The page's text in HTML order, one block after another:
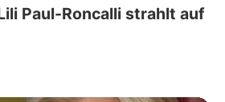
Paul-Roncalli strahlt auf